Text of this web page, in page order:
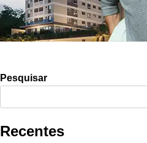
Pesquisar
Recentes